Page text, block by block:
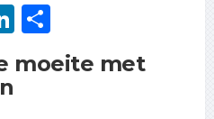
LinkedIn
moeite met